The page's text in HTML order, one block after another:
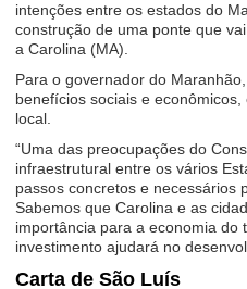
intenções entre os estados do
construção de uma ponte que
a Carolina (MA).
Para o governador do
benefícios sociais e
local.
“Uma das preocupações do
infraestrutural entre os vários
passos concretos e necessários
Sabemos que Carolina e as
importância para a economia do
investimento ajudará no
Carta de São Luís